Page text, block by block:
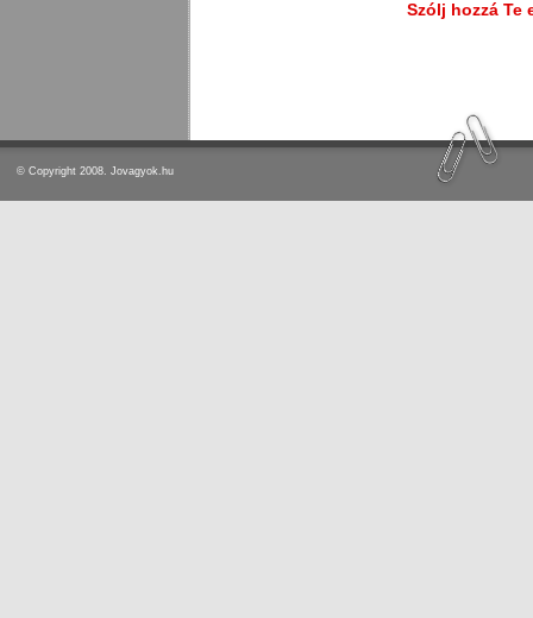
Szólj hozzá Te
© Copyright 2008. Jovagyok.hu